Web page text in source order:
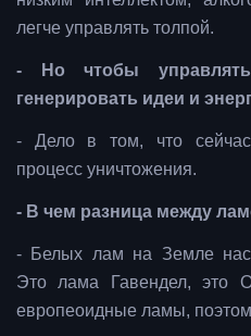
легче управлять толпой.
- Но чтобы
генерировать идеи и
- Дело в том, что сейчас
процесс уничтожения.
- В чем разница между
- Белых лам на Земле
Это лама Гавендел, это
европеоидные ламы,